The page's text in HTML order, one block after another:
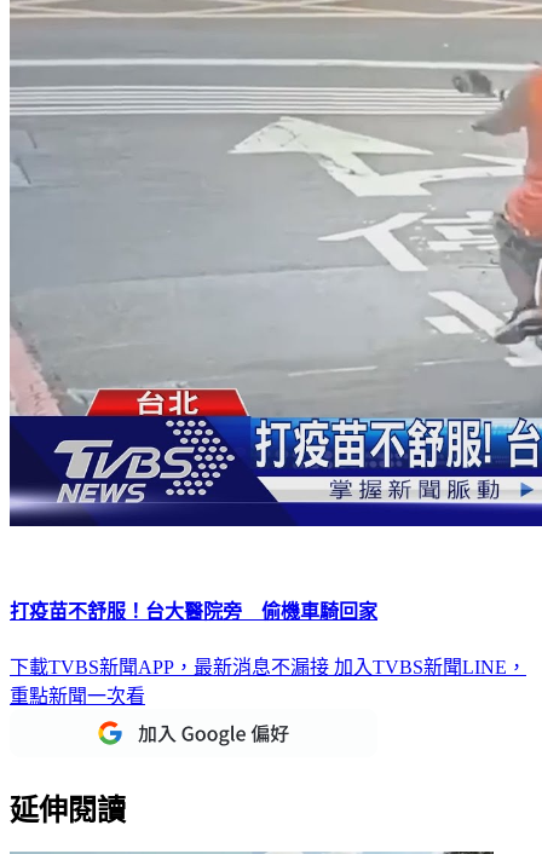
打疫苗不舒服！台大醫院旁 偷機車騎回家
下載TVBS新聞APP，最新消息不漏接 加入TVBS新聞LINE，
重點新聞一次看
延伸閱讀